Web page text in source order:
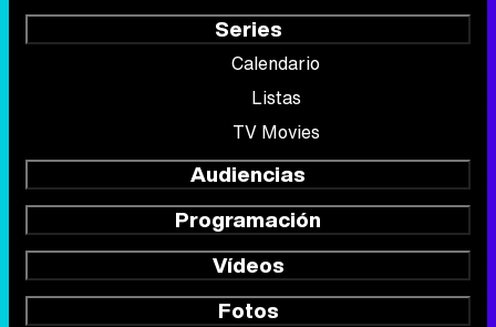
Series
Calendario
Listas
TV Movies
Audiencias
Programación
Vídeos
Fotos